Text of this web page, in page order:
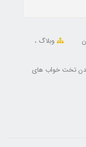
وبلاگ
تخت خواب های